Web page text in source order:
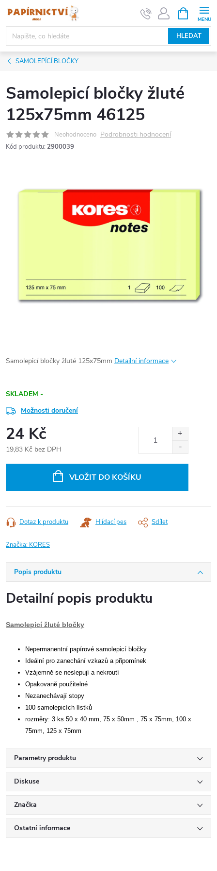
obsah
HLEDAT
NÁKUPNÍ
KOŠÍK
SAMOLEPÍCÍ BLOČKY
Samolepicí bločky žluté
125x75mm 46125
Neohodnoceno Podrobnosti hodnocení
Kód produktu: 2900039
Samolepicí bločky žluté 125x75mm Detailní informace
SKLADEM -
Možnosti doručení
24 Kč
19,83 Kč bez DPH
VLOŽIT DO KOŠÍKU
Dotaz k produktu Hlídací pes Sdílet
Značka: KORES
Popis produktu
Detailní popis produktu
Samolepicí žluté bločky
Nepermanentní papírové samolepicí bločky
Ideální pro zanechání vzkazů a připomínek
Vzájemně se neslepují a nekroutí
Opakovaně použitelné
Nezanechávají stopy
100 samolepicích lístků
rozměry: 3 ks 50 x 40 mm, 75 x 50mm , 75 x 75mm, 100 x
75mm, 125 x 75mm
Parametry produktu
Diskuse
Značka
Ostatní informace